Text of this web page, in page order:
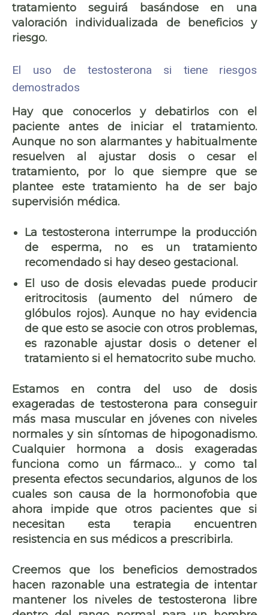
tratamiento seguirá basándose en una
valoración individualizada de beneficios y
riesgo.
El uso de testosterona si tiene riesgos
demostrados
Hay que conocerlos y debatirlos con el
paciente antes de iniciar el tratamiento.
Aunque no son alarmantes y habitualmente
resuelven al ajustar dosis o cesar el
tratamiento, por lo que siempre que se
plantee este tratamiento ha de ser bajo
supervisión médica.
La testosterona interrumpe la producción
de esperma, no es un tratamiento
recomendado si hay deseo gestacional.
El uso de dosis elevadas puede producir
eritrocitosis (aumento del número de
glóbulos rojos). Aunque no hay evidencia
de que esto se asocie con otros problemas,
es razonable ajustar dosis o detener el
tratamiento si el hematocrito sube mucho.
Estamos en contra del uso de dosis
exageradas de testosterona para conseguir
más masa muscular en jóvenes con niveles
normales y sin síntomas de hipogonadismo.
Cualquier hormona a dosis exageradas
funciona como un fármaco… y como tal
presenta efectos secundarios, algunos de los
cuales son causa de la hormonofobia que
ahora impide que otros pacientes que si
necesitan esta terapia encuentren
resistencia en sus médicos a prescribirla.
Creemos que los beneficios demostrados
hacen razonable una estrategia de intentar
mantener los niveles de testosterona libre